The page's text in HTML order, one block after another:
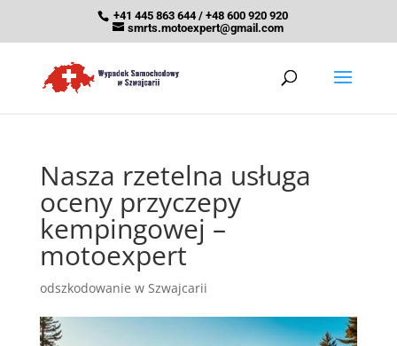
+41 445 863 644 / +48 600 920 920
smrts.motoexpert@gmail.com
Nasza rzetelna usługa
oceny przyczepy
kempingowej –
motoexpert
odszkodowanie w Szwajcarii